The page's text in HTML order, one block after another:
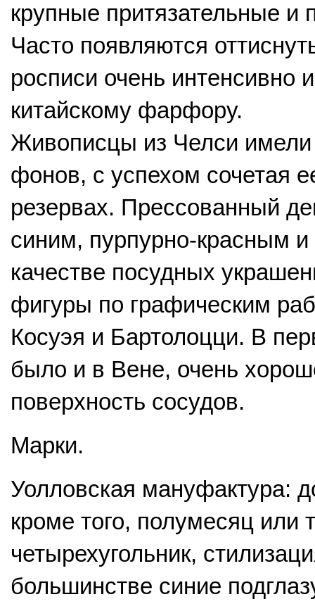
крупные притязательные
Часто появляются
росписи очень интенсивно
китайскому фарфору.
Живописцы из Челси
фонов, с успехом сочетая
резервах. Прессованный
синим, пурпурно-красным
качестве посудных
фигуры по графическим
Косуэя и Бартолоцци. В
было и в Вене, очень
поверхность сосудов.
Марки.
Уолловская мануфактура:
кроме того, полумесяц или
четырехугольник,
большинстве синие